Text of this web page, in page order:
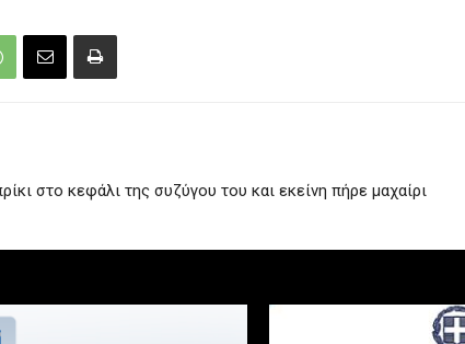
στο κεφάλι της συζύγου του και εκείνη πήρε μαχαίρι